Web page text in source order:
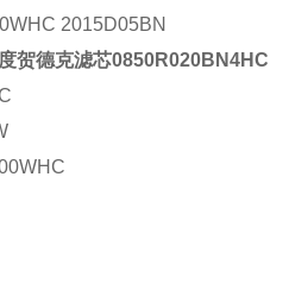
2015D05BN
贺德克滤芯0850R020BN4HC